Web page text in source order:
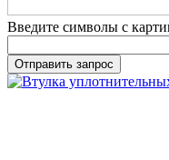
Введите символы с